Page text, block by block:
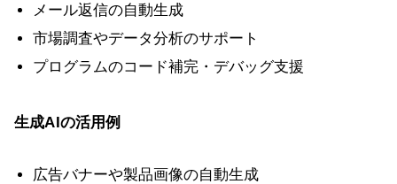
メール返信の自動生成
市場調査やデータ分析のサポート
プログラムのコード補完・デバッグ支援
生成AIの活用例
広告バナーや製品画像の自動生成